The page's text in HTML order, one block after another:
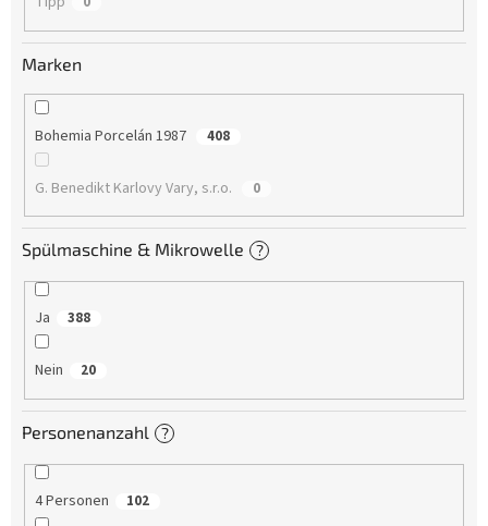
Marken
Bohemia Porcelán 1987 408
G. Benedikt Karlovy Vary, s.r.o. 0
Spülmaschine & Mikrowelle ?
Ja 388
Nein 20
Personenanzahl ?
4 Personen 102